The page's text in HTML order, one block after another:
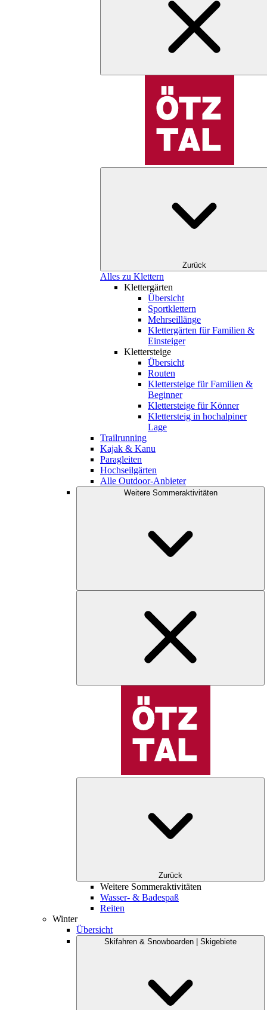
Zurück
Alles zu Klettern
Klettergärten
Übersicht
Sportklettern
Mehrseillänge
Klettergärten für Familien &
Einsteiger
Klettersteige
Übersicht
Routen
Klettersteige für Familien &
Beginner
Klettersteige für Könner
Klettersteig in hochalpiner
Lage
Trailrunning
Kajak & Kanu
Paragleiten
Hochseilgärten
Alle Outdoor-Anbieter
Weitere Sommeraktivitäten
Zurück
Weitere Sommeraktivitäten
Wasser- & Badespaß
Reiten
Winter
Übersicht
Skifahren & Snowboarden | Skigebiete